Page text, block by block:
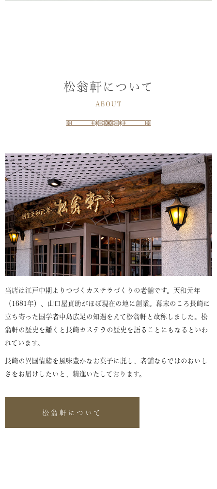
松翁軒について
ABOUT
当店は江戸中期よりつづくカステラづくりの老舗です。天和元年
（1681年）、山口屋貞助がほぼ現在の地に創業。幕末のころ長崎に
立ち寄った国学者中島広足の知遇をえて松翁軒と改称しました。松
翁軒の歴史を繙くと長崎カステラの歴史を語ることにもなるといわ
れています。
長崎の異国情緒を風味豊かなお菓子に託し、老舗ならではのおいし
さをお届けしたいと、精進いたしております。
松翁軒について